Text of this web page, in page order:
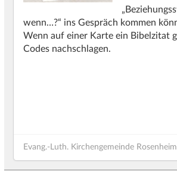
wenn…?“ ins Gespräch kommen
Wenn auf einer Karte ein Bibelzitat
Codes nachschlagen.
Evang.-Luth. Kirchengemeinde Rosenheim